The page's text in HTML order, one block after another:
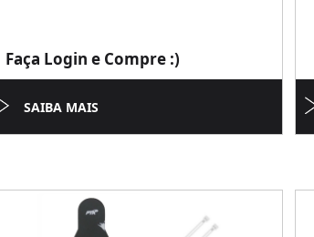
Faça Login e Compre :)
SAIBA MAIS